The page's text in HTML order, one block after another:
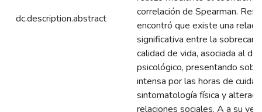
dc.description.abstract
correlación de Spearman.
encontró que existe una
significativa entre la
calidad de vida, asociada al
psicológico, presentando
intensa por las horas de
sintomatología física y
relaciones sociales. A a su vez,